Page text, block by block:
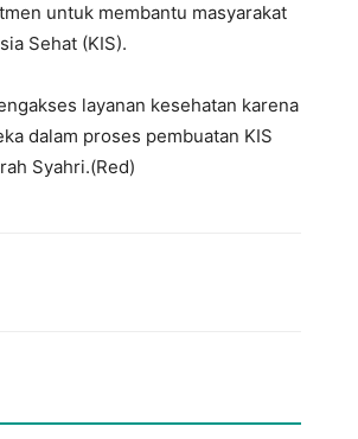
untuk membantu masyarakat
Sehat (KIS).
layanan kesehatan karena
dalam proses pembuatan KIS
Syahri.(Red)